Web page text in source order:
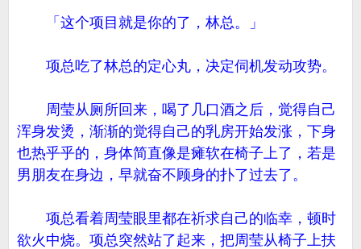
「这个项目就是你的了，林总。」
项总吃了林总的定心丸，决定伺机发动攻势。
周莹从厕所回来，喝了几口酒之后，觉得自己
浑身发烫，渐渐的觉得自己的乳房开始发涨，下身
也热乎乎的，身体简直像是瘫软在椅子上了，若是
男朋友在身边，早就奋不顾身的扑了过去了。
项总看着周莹眼里都在祈求自己的临幸，顿时
欲火中烧。项总突然站了起来，把周莹从椅子上扶